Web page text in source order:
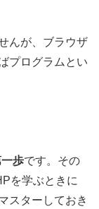
んが、ブラウザ
プログラムとい
歩です。その
を学ぶときに
スターしておき